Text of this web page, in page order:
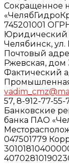
Сокращенное
745201001
Юридический
Челябинск,
Почтовый
Ржевская, дом
Фактический
Промышленная
57, 8-912-77-55-
Банковские
банка ПАО
047501779